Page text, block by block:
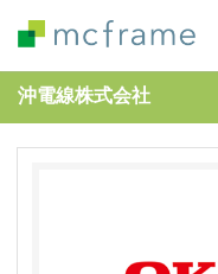
沖電線株式会社